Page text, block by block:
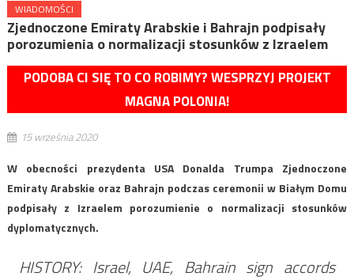
WIADOMOŚCI
Zjednoczone Emiraty Arabskie i Bahrajn podpisały
porozumienia o normalizacji stosunków z Izraelem
PODOBA CI SIĘ TO CO ROBIMY? WESPRZYJ PROJEKT
MAGNA POLONIA!
15 września 2020
W obecności prezydenta USA Donalda Trumpa Zjednoczone
Emiraty Arabskie oraz Bahrajn podczas ceremonii w Białym Domu
podpisały z Izraelem porozumienie o normalizacji stosunków
dyplomatycznych.
HISTORY: Israel, UAE, Bahrain sign accords